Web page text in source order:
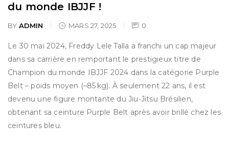
du monde IBJJF !
BY ADMIN MARS 27, 2025 0
Le 30 mai 2024, Freddy Lele Talla a franchi un cap majeur
dans sa carrière en remportant le prestigieux titre de
Champion du monde IBJJF 2024 dans la catégorie Purple
Belt – poids moyen (–85 kg). À seulement 22 ans, il est
devenu une figure montante du Jiu-Jitsu Brésilien,
obtenant sa ceinture Purple Belt après avoir brillé chez les
ceintures bleu.